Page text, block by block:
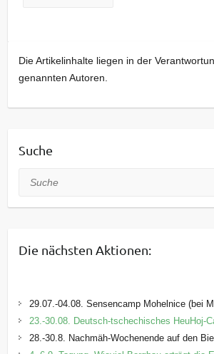
Die Artikelinhalte liegen in der
genannten Autoren.
Suche
Suche
Die nächsten Aktionen:
29.07.-04.08. Sensencamp Mohelnice (bei
23.-30.08. Deutsch-tschechisches HeuHoj-
28.-30.8. Nachmäh-Wochenende auf den